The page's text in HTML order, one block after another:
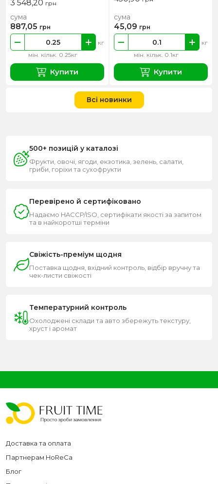
3 548,20 грн
мін. кільк. 0.25кг
кг
сума
887,05 грн
Купити
мін. кільк. 0.1кг
кг
сума
45,09 грн
Купити
Всі новинки
500+ позицій у каталозі
Фрукти, овочі, ягоди, екзотика, зелень, салати,
гриби, горіхи та сухофрукти
Перевірено й сертифіковано
Надаємо HACCP/ISO, сертифікати якості за запитом
та в найкоротші терміни
Свіжість-преміум щодня
Поставка щодня, вхідний контроль, відбір вручну та
чек-листи свіжості
Температурний контроль
Охолоджені склади та авто збережуть текстуру,
хруст і аромат
Доставка та оплата
Партнерам HoReCa
Блог